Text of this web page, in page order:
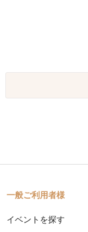
一般ご利用者様
イベントを探す